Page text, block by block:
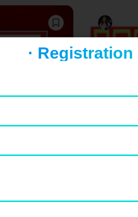
24X7 में आपका
· Registration